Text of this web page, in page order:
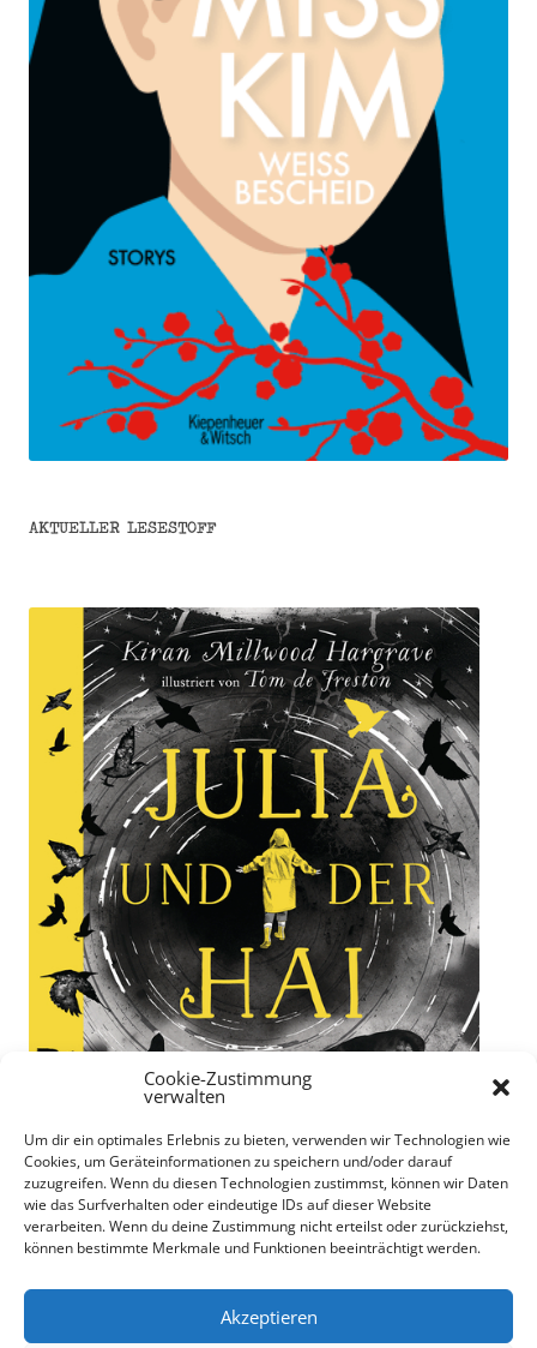
Cookie-Zustimmung
verwalten
Um dir ein optimales Erlebnis zu bieten, verwenden wir Technologien wie
Cookies, um Geräteinformationen zu speichern und/oder darauf
zuzugreifen. Wenn du diesen Technologien zustimmst, können wir Daten
wie das Surfverhalten oder eindeutige IDs auf dieser Website
verarbeiten. Wenn du deine Zustimmung nicht erteilst oder zurückziehst,
können bestimmte Merkmale und Funktionen beeinträchtigt werden.
Akzeptieren
AKTUELLER LESESTOFF
71 von 195 Seiten gelesen